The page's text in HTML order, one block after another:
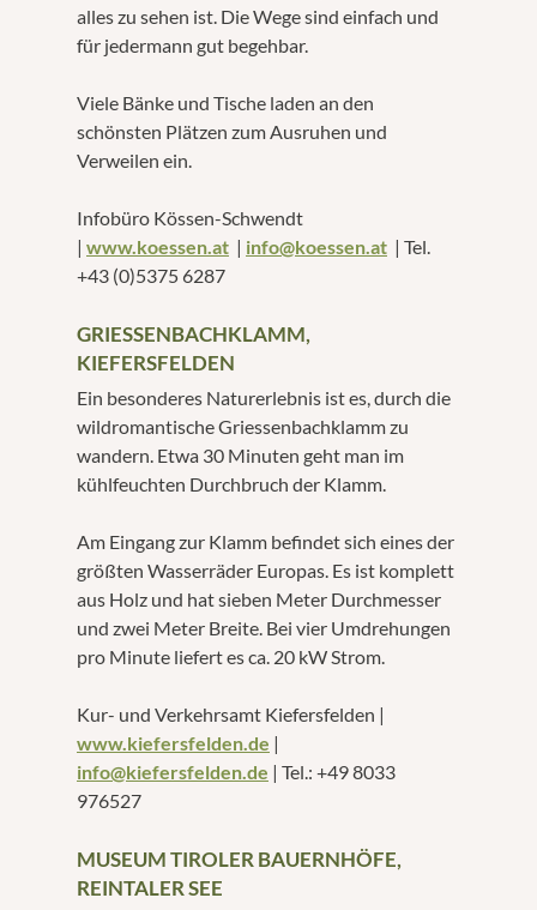
alles zu sehen ist. Die Wege sind einfach und
für jedermann gut begehbar.
Viele Bänke und Tische laden an den
schönsten Plätzen zum Ausruhen und
Verweilen ein.
Infobüro Kössen-Schwendt
| www.koessen.at | info@koessen.at | Tel.
+43 (0)5375 6287
GRIESSENBACHKLAMM,
KIEFERSFELDEN
Ein besonderes Naturerlebnis ist es, durch die
wildromantische Griessenbachklamm zu
wandern. Etwa 30 Minuten geht man im
kühlfeuchten Durchbruch der Klamm.
Am Eingang zur Klamm befindet sich eines der
größten Wasserräder Europas. Es ist komplett
aus Holz und hat sieben Meter Durchmesser
und zwei Meter Breite. Bei vier Umdrehungen
pro Minute liefert es ca. 20 kW Strom.
Kur- und Verkehrsamt Kiefersfelden |
www.kiefersfelden.de |
info@kiefersfelden.de | Tel.: +49 8033
976527
MUSEUM TIROLER BAUERNHÖFE,
REINTALER SEE